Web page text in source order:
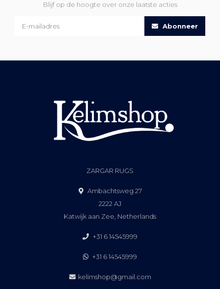
Blijf op de hoogte over onze laatste acties
Abonneer
ZARGAR RUGS
Ambachtsweg 27
2222 AJ
Katwijk aan Zee, Netherlands
+31 6 14545999
+31 6 14545999
kelimshop@gmail.com